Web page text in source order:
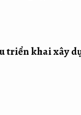
triển khai xây